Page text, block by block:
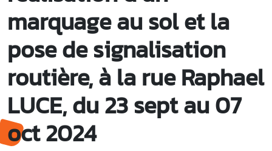
marquage au sol et la
pose de signalisation
routière, à la rue Raphael
LUCE, du 23 sept au 07
oct 2024